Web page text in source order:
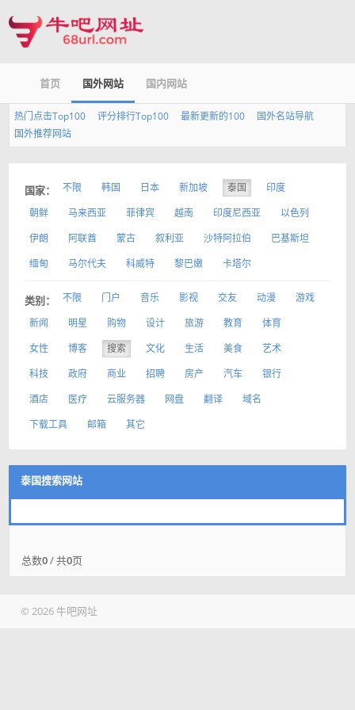
首页 国外网站 国内网站
热门点击Top100 评分排行Top100 最新更新的100
国外名站导航
国外推荐网站
国家： 不限 韩国 日本 新加坡 泰国
印度
朝鲜
马来西亚 菲律宾 越南 印度尼西亚
以色列
伊朗
阿联酋 蒙古 叙利亚 沙特阿拉伯
巴基斯坦
缅甸
马尔代夫 科威特 黎巴嫩 卡塔尔
类别： 不限 门户 音乐 影视 交友 动漫
游戏
新闻
明星 购物 设计 旅游 教育
体育
女性
博客 搜索 文化 生活 美食
艺术
科技
政府 商业 招聘 房产 汽车
银行
酒店
医疗 云服务器 网盘 翻译
域名
下载工具
邮箱 其它
泰国搜索网站
总数0/ 共0页
© 2026 牛吧网址